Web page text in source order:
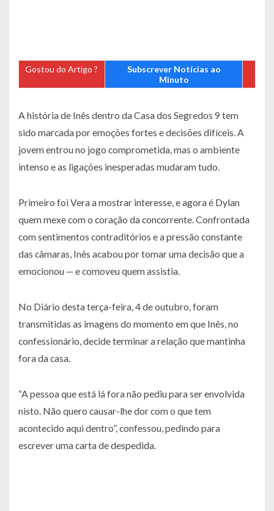
Gostou do Artigo ?
Subscrever Notícias ao
Minuto
A história de Inês dentro da Casa dos Segredos 9 tem
sido marcada por emoções fortes e decisões difíceis. A
jovem entrou no jogo comprometida, mas o ambiente
intenso e as ligações inesperadas mudaram tudo.
Primeiro foi Vera a mostrar interesse, e agora é Dylan
quem mexe com o coração da concorrente. Confrontada
com sentimentos contraditórios e a pressão constante
das câmaras, Inês acabou por tomar uma decisão que a
emocionou — e comoveu quem assistia.
No Diário desta terça-feira, 4 de outubro, foram
transmitidas as imagens do momento em que Inês, no
confessionário, decide terminar a relação que mantinha
fora da casa.
“A pessoa que está lá fora não pediu para ser envolvida
nisto. Não quero causar-lhe dor com o que tem
acontecido aqui dentro”, confessou, pedindo para
escrever uma carta de despedida.